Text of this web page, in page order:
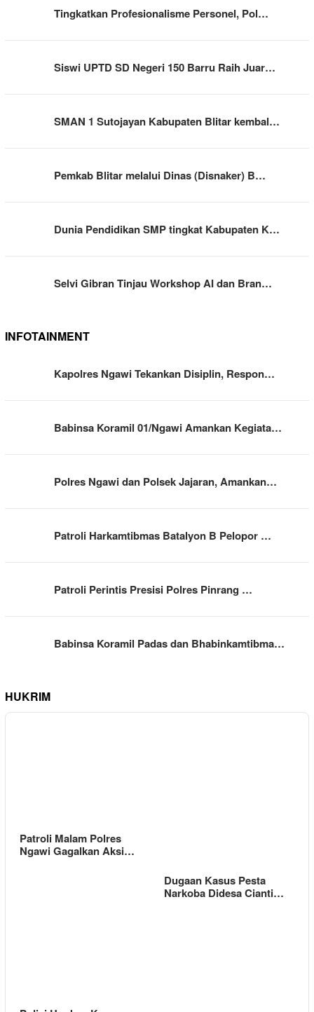
Tingkatkan Profesionalisme Personel, Pol…
Siswi UPTD SD Negeri 150 Barru Raih Juar…
SMAN 1 Sutojayan Kabupaten Blitar kembal…
Pemkab Blitar melalui Dinas (Disnaker) B…
Dunia Pendidikan SMP tingkat Kabupaten K…
Selvi Gibran Tinjau Workshop AI dan Bran…
INFOTAINMENT
Kapolres Ngawi Tekankan Disiplin, Respon…
Babinsa Koramil 01/Ngawi Amankan Kegiata…
Polres Ngawi dan Polsek Jajaran, Amankan…
Patroli Harkamtibmas Batalyon B Pelopor …
Patroli Perintis Presisi Polres Pinrang …
Babinsa Koramil Padas dan Bhabinkamtibma…
HUKRIM
Patroli Malam Polres
Ngawi Gagalkan Aksi…
Dugaan Kasus Pesta
Narkoba Didesa Cianti…